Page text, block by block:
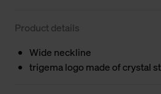
Product details
Wide neckline
trigema logo made of crystal